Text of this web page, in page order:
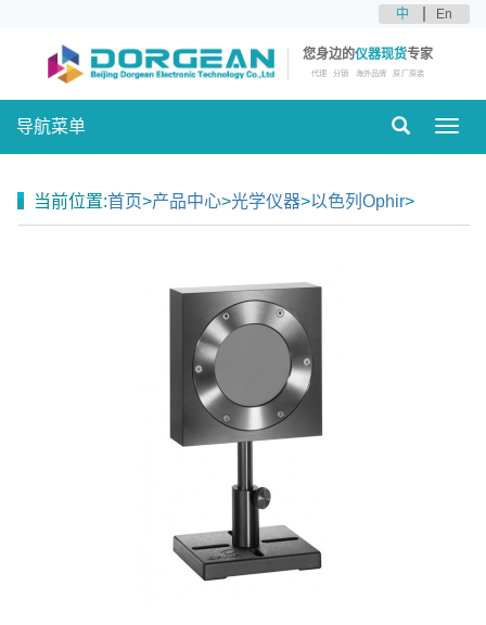
中 En
您身边的仪器现货专家
代理 分销 海外品牌 原厂原装
导航菜单
当前位置:首页>产品中心>光学仪器>以色列Ophir>